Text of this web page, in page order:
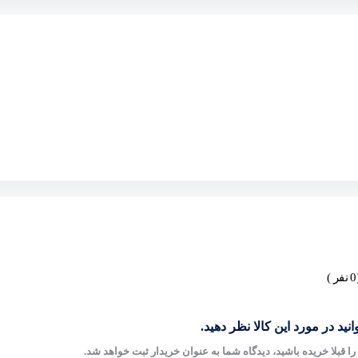
)
در مورد این کالا نظر دهید.
قبلا خریده باشید، دیدگاه شما به عنوان خریدار ثبت خواهد شد.